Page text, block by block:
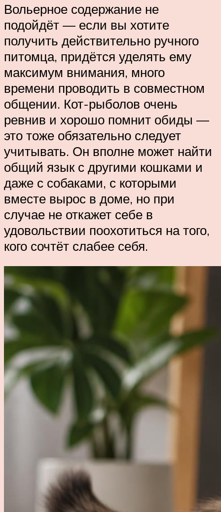
Вольерное содержание не
подойдёт — если вы хотите
получить действительно ручного
питомца, придётся уделять ему
максимум внимания, много
времени проводить в совместном
общении. Кот-рыболов очень
ревнив и хорошо помнит обиды —
это тоже обязательно следует
учитывать. Он вполне может найти
общий язык с другими кошками и
даже с собаками, с которыми
вместе вырос в доме, но при
случае не откажет себе в
удовольствии поохотиться на того,
кого сочтёт слабее себя.